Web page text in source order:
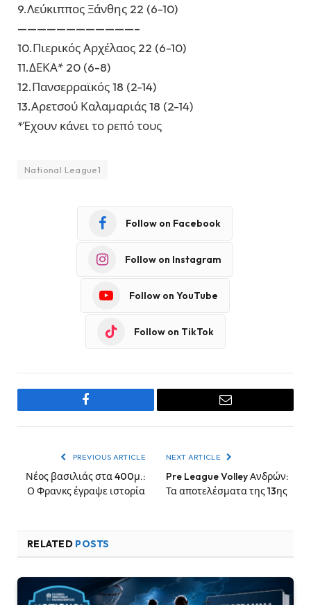
9.Λεύκιππος Ξάνθης 22 (6-10)
————————————–
10.Πιερικός Αρχέλαος 22 (6-10)
11.ΔΕΚΑ* 20 (6-8)
12.Πανσερραϊκός 18 (2-14)
13.Αρετσού Καλαμαριάς 18 (2-14)
*Έχουν κάνει το ρεπό τους
National League1
Follow on Facebook
Follow on Instagram
Follow on YouTube
Follow on TikTok
Facebook Email
PREVIOUS ARTICLE
Νέος βασιλιάς στα 400μ.:
Ο Φρανκς έγραψε ιστορία
NEXT ARTICLE
Pre League Volley Ανδρών:
Τα αποτελέσματα της 13ης
RELATED POSTS